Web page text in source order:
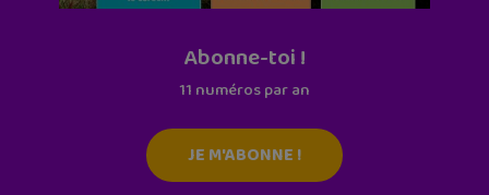
Abonne-toi !
11 numéros par an
JE M'ABONNE !